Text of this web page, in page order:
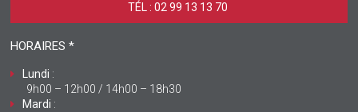
TÉL : 02 99 13 13 70 ‎
HORAIRES *
Lundi :
9h00 – 12h00 / 14h00 – 18h30
Mardi :